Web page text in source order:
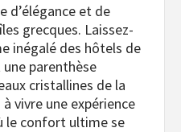
d’élégance et de
grecques. Laissez-
inégalé des hôtels de
parenthèse
cristallines de la
vivre une expérience
le confort ultime se